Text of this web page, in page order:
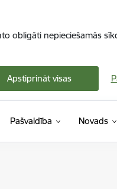
obligāti nepieciešamās
Apstiprināt visas
Pašvaldība Novads